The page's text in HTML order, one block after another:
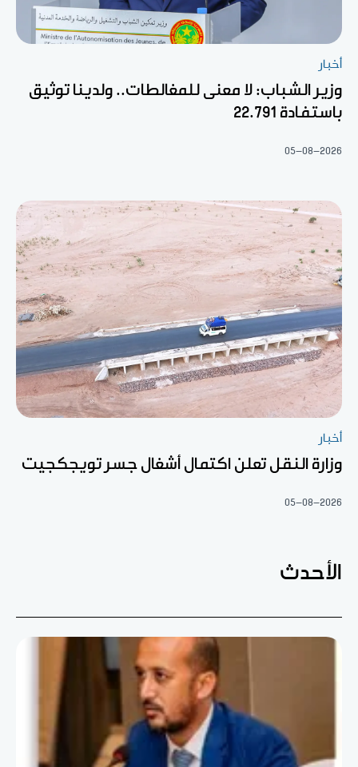
أخبار
وزير الشباب: لا معنى للمغالطات.. ولدينا توثيق
باستفادة 22.791
05-08-2026
أخبار
وزارة النقل تعلن اكتمال أشغال جسر تويجكجيت
05-08-2026
الأحدث